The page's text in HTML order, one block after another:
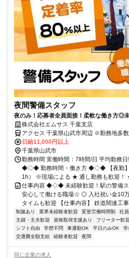
夜間警備スタッフ
夜のみ！応募者全員面接！柔軟な働き方◎
株式会社エムサス 千葉支店
アクセス 千葉県山武市周辺 ※勤務地多数
日給11,000円以上
千葉県山武市
勤務時間 実働時間：7時間/日 平均勤務
◆◇◆ 勤務時間・働き方 ◆◇◆ 【夜勤】
1h） ※現場による ★ 通し勤務も歓迎！
仕事内容 ◆◇◆ 未経験歓迎！駅の警備
安心して働ける職場☆ ◎ 入社祝い金10
タイムも歓迎 【仕事内容】 鉄道関連工
制服あり 業界未経験者歓迎 変形労働時間制 社
主婦・主夫歓迎
資格取得支援あり フリーター歓迎
シフト自由
学歴不問 車通勤OK 平日のみOK 学
交通費全額支給
経験者歓迎 夜間
同じ企業の求人